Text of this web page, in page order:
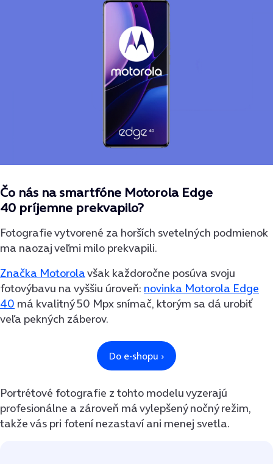
Čo nás na smartfóne Motorola Edge
40 príjemne prekvapilo?
Fotografie vytvorené za horších svetelných podmienok
ma naozaj veľmi milo prekvapili.
Značka Motorolavšak každoročne posúva svoju
fotovýbavu na vyššiu úroveň: novinka Motorola Edge
40 má kvalitný 50 Mpx snímač, ktorým sa dá urobiť
veľa pekných záberov.
Portrétové fotografie z tohto modelu vyzerajú
profesionálne a zároveň má vylepšený nočný režim,
takže vás pri fotení nezastaví ani menej svetla.